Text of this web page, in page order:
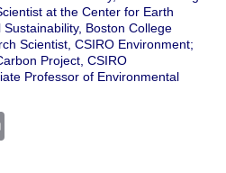
at the Center for Earth
Boston College
Scientist, CSIRO Environment;
Project, CSIRO
Professor of Environmental